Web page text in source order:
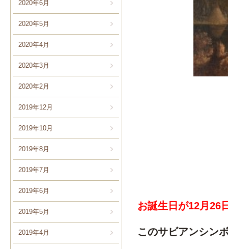
2020年6月
2020年5月
2020年4月
2020年3月
2020年2月
2019年12月
2019年10月
2019年8月
2019年7月
2019年6月
2019年5月
2019年4月
お誕生日が12月26
このサビアンシン